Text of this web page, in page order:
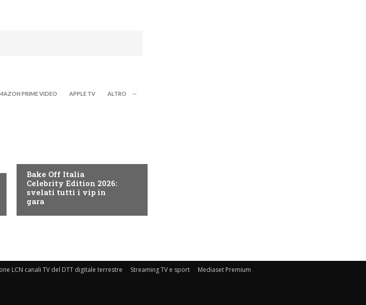
PRIME VIDEO APPLE TV ALTRO
Bake Off Italia
Celebrity Edition 2026:
svelati tutti i vip in
gara
LCN canali TV del DTT digitale terrestre Streaming TV e sport
Mediaset Premium